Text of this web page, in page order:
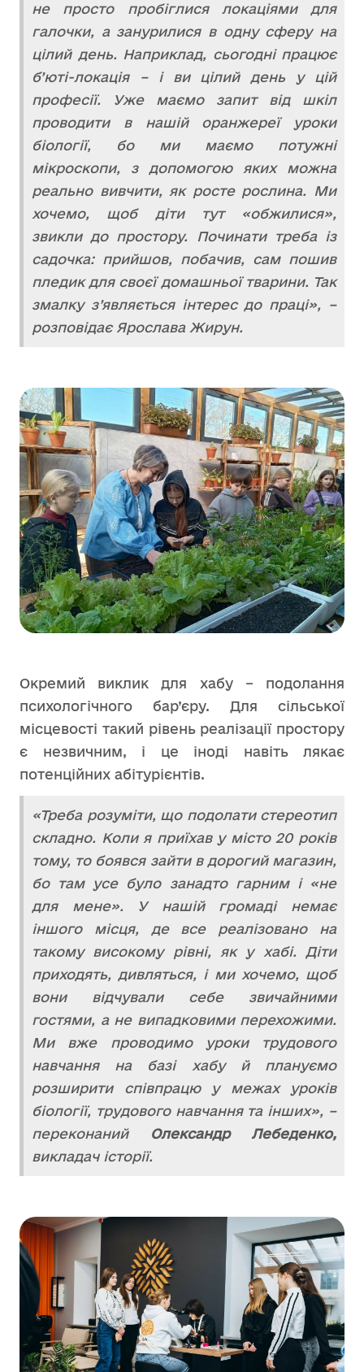
не просто пробіглися
локаціями для
галочки, а занурилися в одну сферу на
цілий день. Наприклад, сьогодні працює
б’юті-локація – і ви цілий день у цій
професії. Уже маємо запит від шкіл
проводити в нашій оранжереї уроки
біології, бо ми маємо потужні
мікроскопи, з допомогою яких можна
реально вивчити, як росте рослина. Ми
хочемо, щоб діти тут «обжилися»,
звикли до простору. Починати треба із
садочка: прийшов, побачив, сам пошив
пледик для своєї домашньої тварини. Так
змалку з’являється інтерес до праці», –
розповідає Ярослава Жирун.
Окремий виклик для хабу – подолання
психологічного бар’єру. Для сільської
місцевості такий рівень реалізації простору
є незвичним, і це іноді навіть лякає
потенційних абітурієнтів.
«Треба розуміти, що подолати стереотип
складно. Коли я приїхав у місто 20 років
тому, то боявся зайти в дорогий магазин,
бо там усе було занадто гарним і «не
для мене». У нашій громаді немає
іншого місця, де все реалізовано на
такому високому рівні, як у хабі. Діти
приходять, дивляться, і ми хочемо, щоб
вони відчували себе звичайними
гостями, а не випадковими перехожими.
Ми вже проводимо уроки трудового
навчання на базі хабу й плануємо
розширити співпрацю у межах уроків
біології, трудового навчання та інших», –
переконаний
Олександр Лебеденко,
викладач історії.